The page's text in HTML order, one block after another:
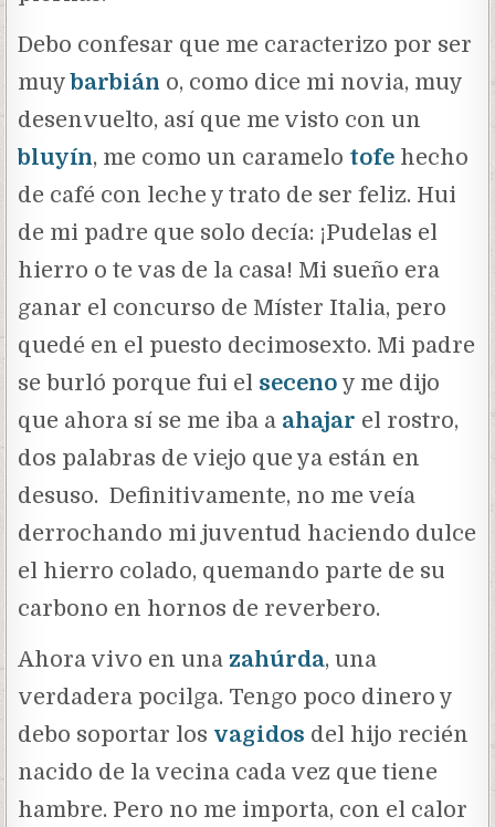
Debo confesar que me caracterizo por ser
muybarbián o, como dice mi novia, muy
desenvuelto, así que me visto con un
bluyín, me como un caramelo tofe hecho
de café con leche y trato de ser feliz. Hui
de mi padre que solo decía: ¡Pudelas el
hierro o te vas de la casa! Mi sueño era
ganar el concurso de Míster Italia, pero
quedé en el puesto decimosexto. Mi padre
se burló porque fui el seceno y me dijo
que ahora sí se me iba a ahajar el rostro,
dos palabras de viejo que ya están en
desuso. Definitivamente, no me veía
derrochando mi juventud haciendo dulce
el hierro colado, quemando parte de su
carbono en hornos de reverbero.
Ahora vivo en una zahúrda, una
verdadera pocilga. Tengo poco dinero y
debo soportar los vagidos del hijo recién
nacido de la vecina cada vez que tiene
hambre. Pero no me importa, con el calor